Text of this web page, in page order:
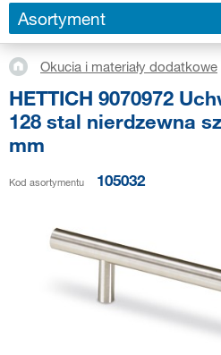
Asortyment
Okucia i materiały dodatkowe
HETTICH 9070972
128 stal nierdzewna
mm
Kod asortymentu 105032